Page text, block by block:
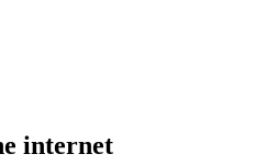
internet